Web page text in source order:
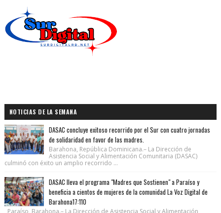
NOTICIAS DE LA SEMANA
DASAC concluye exitoso recorrido por el Sur con cuatro jornadas
de solidaridad en favor de las madres.
Barahona, República Dominicana.– La Dirección de
Asistencia Social y Alimentación Comunitaria (DASAC)
culminó con éxito un amplio recorrido ...
DASAC lleva el programa "Madres que Sostienen" a Paraíso y
beneficia a cientos de mujeres de la comunidad La Voz Digital de
Barahona17:110